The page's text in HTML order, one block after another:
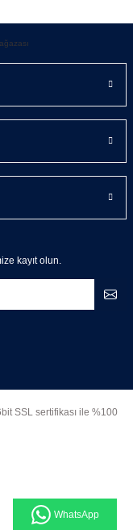
kayıt olun.
SSL sertifikası ile %100
WhatsApp